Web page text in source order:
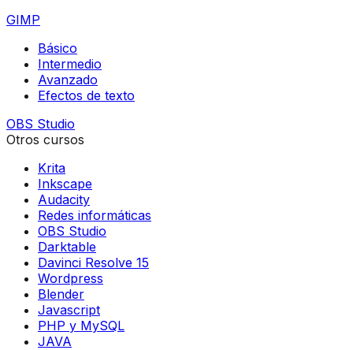
GIMP
Básico
Intermedio
Avanzado
Efectos de texto
OBS Studio
Otros cursos
Krita
Inkscape
Audacity
Redes informáticas
OBS Studio
Darktable
Davinci Resolve 15
Wordpress
Blender
Javascript
PHP y MySQL
JAVA